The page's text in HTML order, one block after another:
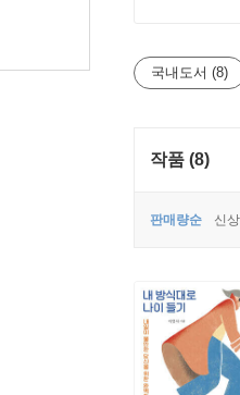
국내도서 (8)
작품 (8)
판매량순 신